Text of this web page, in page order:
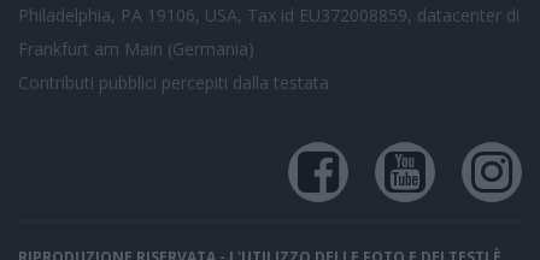
Philadelphia, PA 19106, USA, Tax id EU372008859, datacenter di
Frankfurt am Main (Germania)
Contributi pubblici percepiti dalla testata